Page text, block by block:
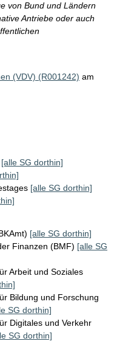
von Bund und Ländern
Antriebe oder auch
(VDV) (R001242) am
[alle SG dorthin]
[alle SG dorthin]
[alle SG dorthin]
Finanzen (BMF) [alle SG
Arbeit und Soziales
Bildung und Forschung
SG dorthin]
Digitales und Verkehr
SG dorthin]